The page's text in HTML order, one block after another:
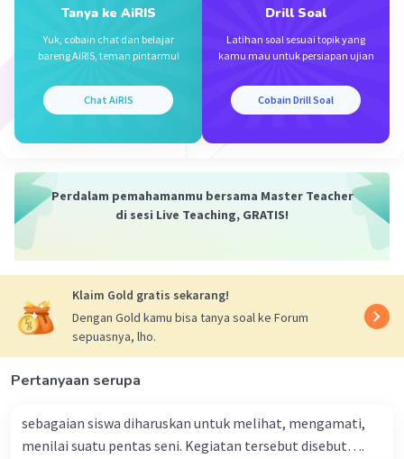
terbagi lima yaitu melodi, harmoni, ritme,
tempo, timbre, dinamika.
Tanya ke AiRIS
Yuk, cobain chat dan belajar
bareng AiRIS, teman pintarmu!
Chat AiRIS
Drill Soal
Latihan soal sesuai topik yang
kamu mau untuk persiapan ujian
Cobain Drill Soal
Perdalam pemahamanmu bersama Master Teacher
di sesi Live Teaching, GRATIS!
Klaim Gold gratis sekarang!
Dengan Gold kamu bisa tanya soal ke Forum
sepuasnya, lho.
Pertanyaan serupa
sebagaian siswa diharuskan untuk melihat, mengamati,
menilai suatu pentas seni. Kegiatan tersebut disebut….